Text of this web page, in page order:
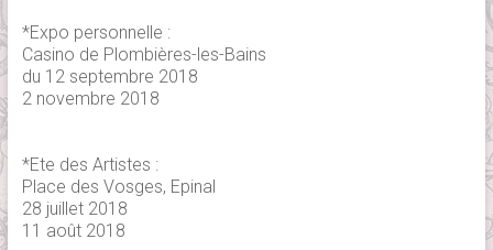
*Expo personnelle :
Casino de Plombières-les-Bains
du 12 septembre 2018
2 novembre 2018
*Ete des Artistes :
Place des Vosges, Epinal
28 juillet 2018
11 août 2018